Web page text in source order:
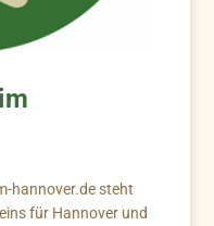
hannover.de steht
für Hannover und